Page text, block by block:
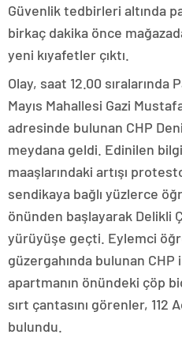
Güvenlik tedbirleri altında
birkaç dakika önce
yeni kıyafetler çıktı.
Olay, saat 12.00 sıralarında
Mayıs Mahallesi Gazi
adresinde bulunan CHP
meydana geldi. Edinilen
maaşlarındaki artışı
sendikaya bağlı yüzlerce
önünden başlayarak Delikli
yürüyüşe geçti. Eylemci
güzergahında bulunan CHP
apartmanın önündeki çöp
sırt çantasını görenler, 112
bulundu.